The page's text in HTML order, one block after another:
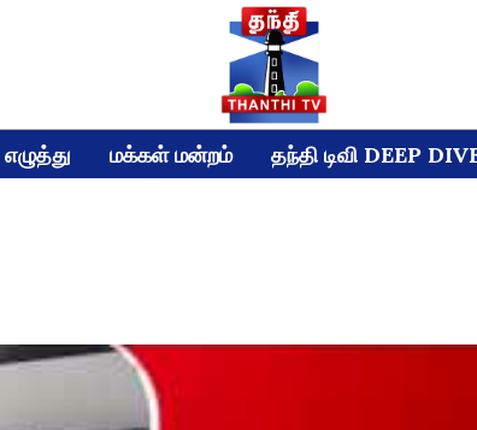
மக்கள் மன்றம் தந்தி டிவி DEEP